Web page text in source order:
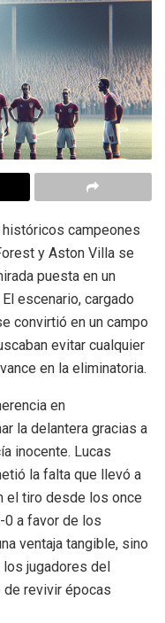
históricos campeones
y Aston Villa se
puesta en un
escenario, cargado
convirtió en un campo
evitar cualquier
en la eliminatoria.
en
la delantera gracias a
inocente. Lucas
la falta que llevó a
el tiro desde los once
0 a favor de los
ventaja tangible, sino
jugadores del
de revivir épocas